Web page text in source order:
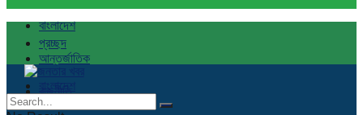
বাংলাদেশ
আন্তর্জাতিক
রাজনীতি
প্রচ্ছদ
বাংলাদেশ